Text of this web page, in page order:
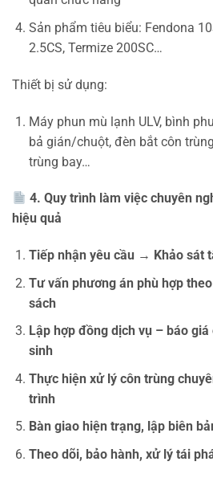
Sản phẩm tiêu biểu: Fendona
2.5CS, Termize 200SC…
Thiết bị sử dụng:
Máy phun mù lạnh ULV, bình
bả gián/chuột, đèn bắt côn
trùng bay…
4. Quy trình làm việc chuyên
hiệu quả
Tiếp nhận yêu cầu → Khảo sát
Tư vấn phương án phù hợp
sách
Lập hợp đồng dịch vụ – báo
sinh
Thực hiện xử lý côn trùng
trình
Bàn giao hiện trạng, lập biên
Theo dõi, bảo hành, xử lý tái